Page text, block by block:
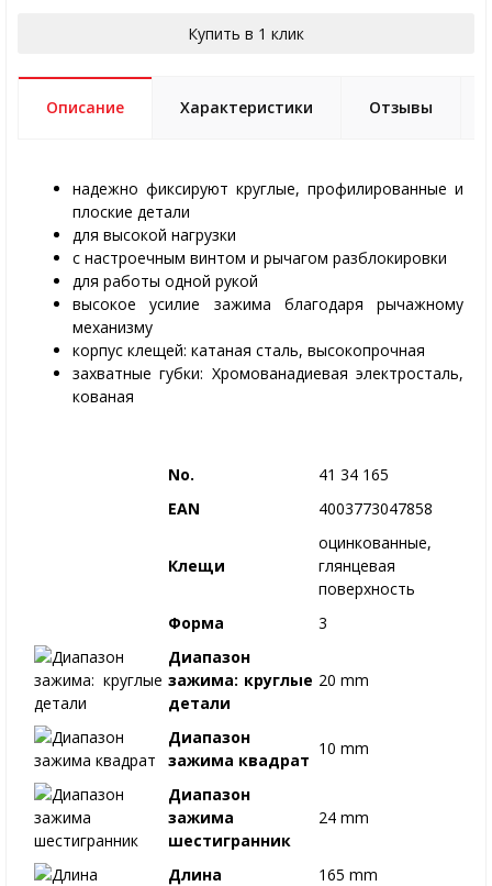
Купить в 1 клик
Описание Характеристики Отзывы
надежно фиксируют круглые, профилированные и
плоские детали
для высокой нагрузки
с настроечным винтом и рычагом разблокировки
для работы одной рукой
высокое усилие зажима благодаря рычажному
механизму
корпус клещей: катаная сталь, высокопрочная
захватные губки: Хромованадиевая электросталь,
кованая
No.
41 34 165
EAN
4003773047858
Клещи
оцинкованные,
глянцевая
поверхность
Форма
3
Диапазон
зажима: круглые
детали
20 mm
Диапазон
зажима квадрат
10 mm
Диапазон
зажима
шестигранник
24 mm
Длина
165 mm